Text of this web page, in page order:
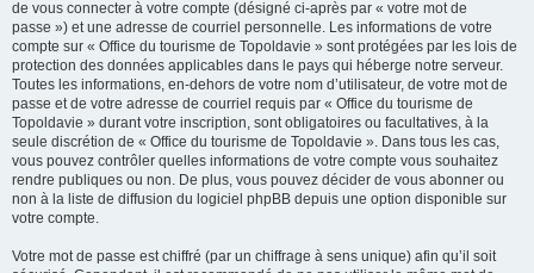
de vous connecter à votre compte (désigné ci-après par « votre mot de
passe ») et une adresse de courriel personnelle. Les informations de votre
compte sur « Office du tourisme de Topoldavie » sont protégées par les lois de
protection des données applicables dans le pays qui héberge notre serveur.
Toutes les informations, en-dehors de votre nom d’utilisateur, de votre mot de
passe et de votre adresse de courriel requis par « Office du tourisme de
Topoldavie » durant votre inscription, sont obligatoires ou facultatives, à la
seule discrétion de « Office du tourisme de Topoldavie ». Dans tous les cas,
vous pouvez contrôler quelles informations de votre compte vous souhaitez
rendre publiques ou non. De plus, vous pouvez décider de vous abonner ou
non à la liste de diffusion du logiciel phpBB depuis une option disponible sur
votre compte.
Votre mot de passe est chiffré (par un chiffrage à sens unique) afin qu’il soit